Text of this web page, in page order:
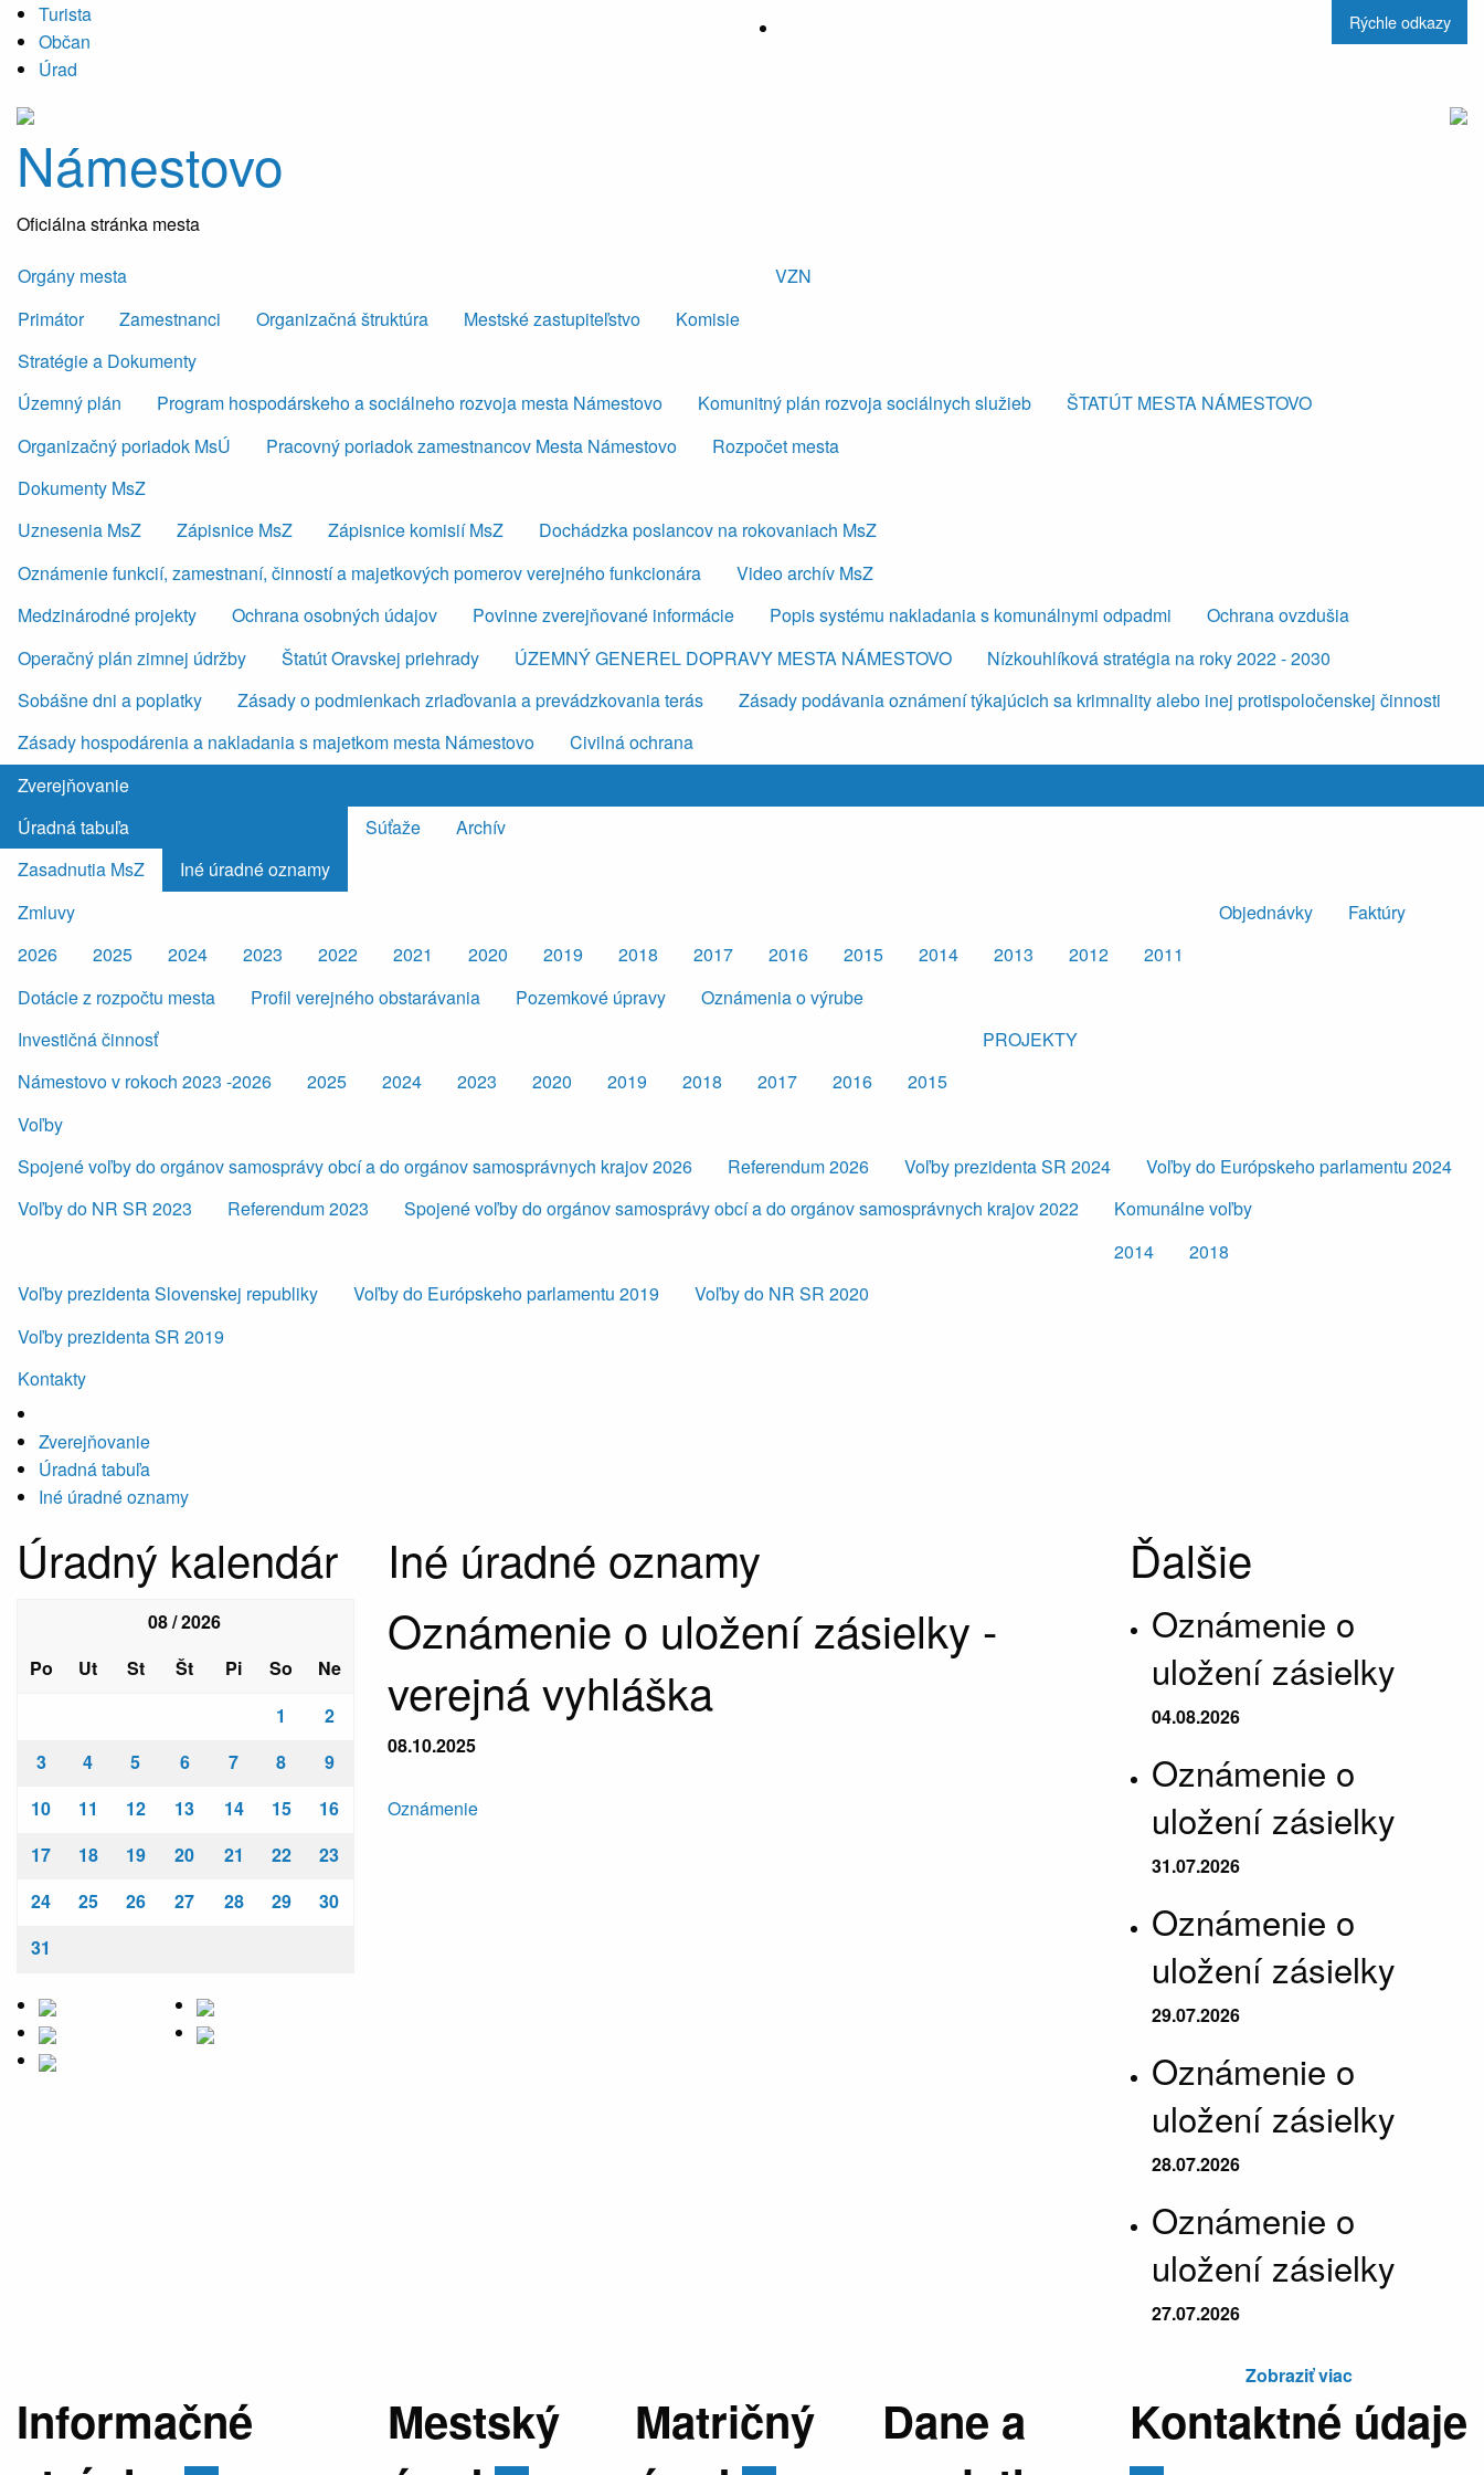
Turista
Občan
Úrad
Rýchle odkazy
Námestovo
Oficiálna stránka mesta
Orgány mesta
Primátor
Zamestnanci Organizačná štruktúra Mestské zastupiteľstvo Komisie
VZN
Stratégie a Dokumenty
Územný plán
Program hospodárskeho a sociálneho rozvoja mesta Námestovo Komunitný plán rozvoja sociálnych služieb
ŠTATÚT MESTA NÁMESTOVO
Organizačný poriadok MsÚ
Pracovný poriadok zamestnancov Mesta Námestovo
Rozpočet mesta
Dokumenty MsZ
Uznesenia MsZ
Zápisnice MsZ Zápisnice komisií MsZ
Dochádzka poslancov na rokovaniach MsZ
Oznámenie funkcií, zamestnaní, činností a majetkových pomerov verejného funkcionára
Video archív MsZ
Medzinárodné projekty
Ochrana osobných údajov Povinne zverejňované informácie Popis systému nakladania s komunálnymi odpadmi
Ochrana ovzdušia
Operačný plán zimnej údržby
Štatút Oravskej priehrady ÚZEMNÝ GENEREL DOPRAVY MESTA NÁMESTOVO
Nízkouhlíková stratégia na roky 2022 - 2030
Sobášne dni a poplatky
Zásady o podmienkach zriaďovania a prevádzkovania terás
Zásady podávania oznámení týkajúcich sa krimnality alebo inej protispoločenskej činnosti
Zásady hospodárenia a nakladania s majetkom mesta Námestovo
Civilná ochrana
Zverejňovanie
Úradná tabuľa
Zasadnutia MsZ
Iné úradné oznamy
Súťaže Archív
Zmluvy
2026
2025 2024 2023 2022 2021 2020 2019 2018 2017 2016 2015 2014 2013 2012 2011
Objednávky Faktúry
Dotácie z rozpočtu mesta Profil verejného obstarávania Pozemkové úpravy
Oznámenia o výrube
Investičná činnosť
Námestovo v rokoch 2023 -2026
2025 2024 2023 2020 2019 2018 2017 2016 2015
PROJEKTY
Voľby
Spojené voľby do orgánov samosprávy obcí a do orgánov samosprávnych krajov 2026
Referendum 2026 Voľby prezidenta SR 2024
Voľby do Európskeho parlamentu 2024
Voľby do NR SR 2023
Referendum 2023 Spojené voľby do orgánov samosprávy obcí a do orgánov samosprávnych krajov 2022
Komunálne voľby
2014
2018
Voľby prezidenta Slovenskej republiky
Voľby prezidenta SR 2019
Voľby do Európskeho parlamentu 2019 Voľby do NR SR 2020
Kontakty
Zverejňovanie
Úradná tabuľa
Iné úradné oznamy
Úradný kalendár
08 / 2026
Po
Ut St Št Pi So
Ne
1
2
3
4 5 6 7 8
9
10
11 12 13 14 15
16
17
18 19 20 21 22
23
24
25 26 27 28 29
30
31
Iné úradné oznamy
Oznámenie o uložení zásielky -
verejná vyhláška
08.10.2025
Oznámenie
Ďalšie
Oznámenie o
uložení zásielky
04.08.2026
Oznámenie o
uložení zásielky
31.07.2026
Oznámenie o
uložení zásielky
29.07.2026
Oznámenie o
uložení zásielky
28.07.2026
Oznámenie o
uložení zásielky
27.07.2026
Zobraziť viac
Informačné
Mestský
Matričný
Dane a
Kontaktné údaje